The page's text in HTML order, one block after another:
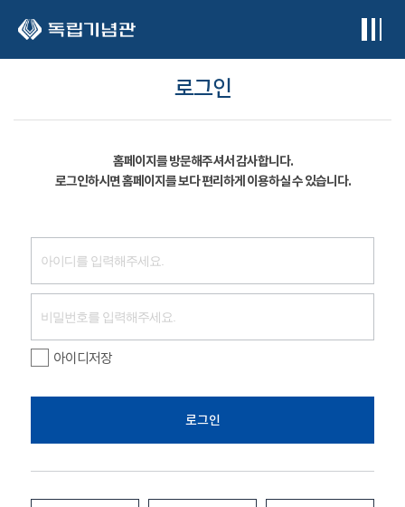
로그인
홈페이지를 방문해주셔서 감사합니다.
로그인하시면 홈페이지를 보다 편리하게 이용하실 수 있습니다.
아이디저장
로그인